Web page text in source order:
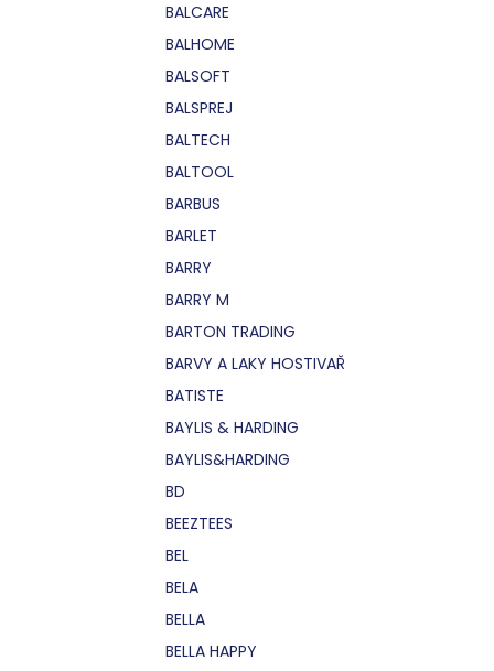
BALCARE
BALHOME
BALSOFT
BALSPREJ
BALTECH
BALTOOL
BARBUS
BARLET
BARRY
BARRY M
BARTON TRADING
BARVY A LAKY HOSTIVAŘ
BATISTE
BAYLIS & HARDING
BAYLIS&HARDING
BD
BEEZTEES
BEL
BELA
BELLA
BELLA HAPPY